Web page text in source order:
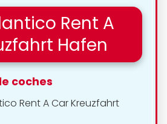
Rent A
Hafen
coches
Rent A Car Kreuzfahrt